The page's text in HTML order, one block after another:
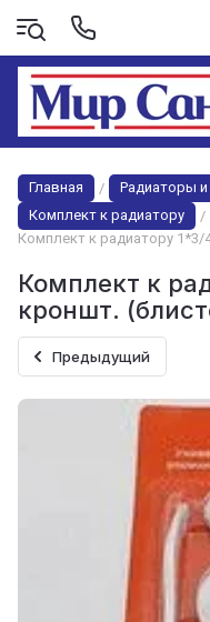
Главная / Радиаторы
Комплект к радиатору
/
Комплект к радиатору 1*3/
Комплект к
кроншт.
Предыдущий